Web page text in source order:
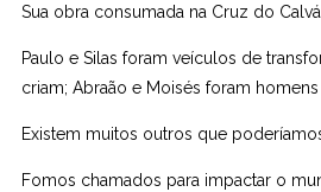
Sua obra consumada na Cruz do
Paulo e Silas foram veículos de
criam; Abraão e Moisés foram
Existem muitos outros que
Fomos chamados para impactar o